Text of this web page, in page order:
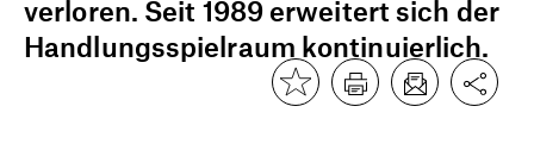
verloren. Seit 1989 erweitert sich der
Handlungsspielraum kontinuierlich.